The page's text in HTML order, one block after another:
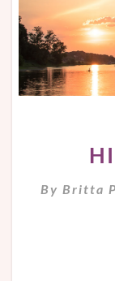
By Britta